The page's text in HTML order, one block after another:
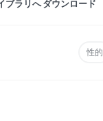
ブラリへ ダウンロード
性的